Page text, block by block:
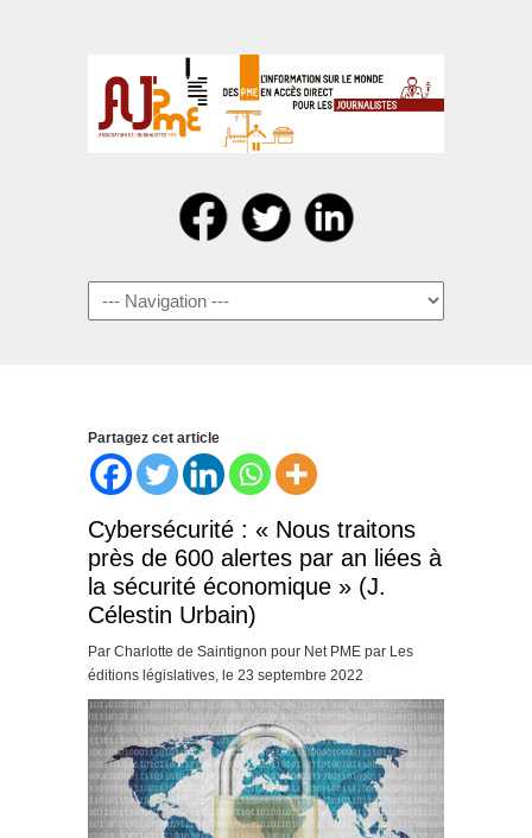
Navigation
Partagez cet article
Cybersécurité : « Nous traitons
près de 600 alertes par an liées à
la sécurité économique » (J.
Célestin Urbain)
Par Charlotte de Saintignon pour Net PME par Les
éditions législatives, le 23 septembre 2022